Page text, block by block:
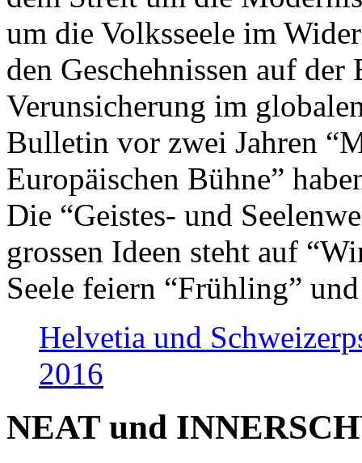
um die Volksseele im
den Geschehnissen auf
Verunsicherung im
Bulletin vor zwei Jahren
Europäischen Bühne”
Die “Geistes- und
grossen Ideen steht auf
Seele feiern “Frühling”
Helvetia und
2016
NEAT und